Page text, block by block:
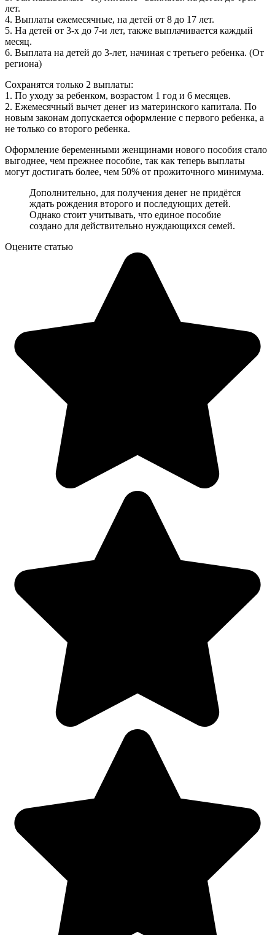
лет.
4. Выплаты ежемесячные, на детей от 8 до 17 лет.
5. На детей от 3-х до 7-и лет, также выплачивается каждый
месяц.
6. Выплата на детей до 3-лет, начиная с третьего ребенка. (От
региона)
Сохранятся только 2 выплаты:
1. По уходу за ребенком, возрастом 1 год и 6 месяцев.
2. Ежемесячный вычет денег из материнского капитала. По
новым законам допускается оформление с первого ребенка, а
не только со второго ребенка.
Оформление беременными женщинами нового пособия стало
выгоднее, чем прежнее пособие, так как теперь выплаты
могут достигать более, чем 50% от прожиточного минимума.
Дополнительно, для получения денег не придётся
ждать рождения второго и последующих детей.
Однако стоит учитывать, что единое пособие
создано для действительно нуждающихся семей.
Оцените статью